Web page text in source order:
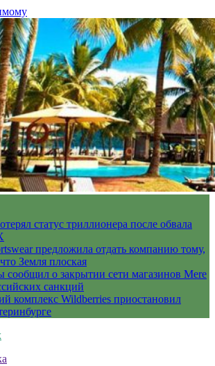
статус триллионера после обвала
предложила отдать компанию тому,
Земля плоская
о закрытии сети магазинов Mere
санкций
комплекс Wildberries приостановил